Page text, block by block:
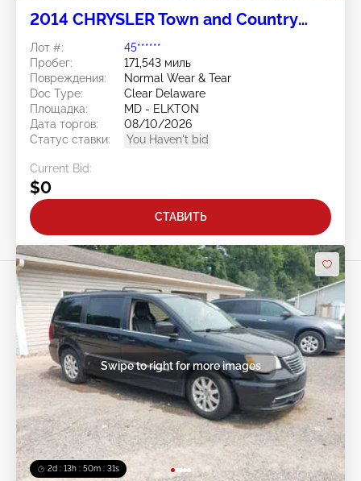
2014 CHRYSLER Town and Country
Лот #:
45******
Пробег:
171,543 миль
Повреждения:
Normal Wear & Tear
Doc Type:
Clear Delaware
Площадка:
MD - ELKTON
Дата торгов:
08/10/2026
Статус ставки:
You Haven't bid
Current Bid:
$0
СТАВИТЬ
2d : 13h : 50m : 28s
Swipe to right for more images